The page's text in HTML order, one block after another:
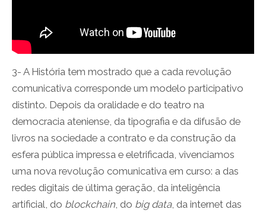
3- A História tem mostrado que a cada revolução
comunicativa corresponde um modelo participativo
distinto. Depois da oralidade e do teatro na
democracia ateniense, da tipografia e da difusão de
livros na sociedade a contrato e da construção da
esfera pública impressa e eletrificada, vivenciamos
uma nova revolução comunicativa em curso: a das
redes digitais de última geração, da inteligência
artificial, do blockchain, do big data, da internet das